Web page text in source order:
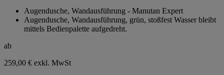
Sternen.
Augendusche, Wandausführung - Manutan Expert
Augendusche, Wandausführung, grün, stoßfest Wasser bleibt
mittels Bedienpalette aufgedreht.
ab
259,00 € exkl. MwSt